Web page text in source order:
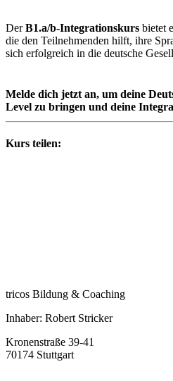
DerB1.a/b-Integrationskurs bietet
die den Teilnehmenden hilft, ihre
sich erfolgreich in die deutsche
Melde dich jetzt an, um deine
Level zu bringen und deine
Kurs teilen:
tricos Bildung & Coaching
Inhaber: Robert Stricker
Kronenstraße 39-41
70174 Stuttgart